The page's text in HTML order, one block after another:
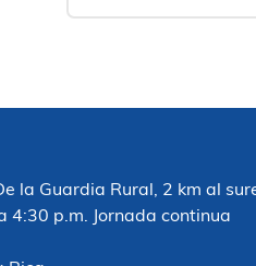
la Guardia Rural, 2 km al
4:30 p.m. Jornada continua